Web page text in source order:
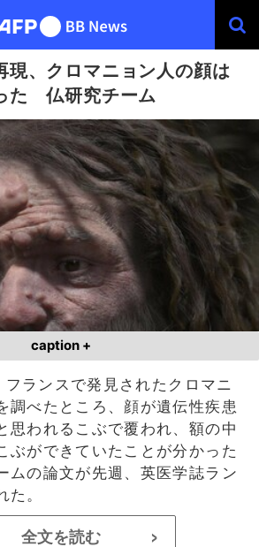
現、クロマニョン人の顔は
た 仏研究チーム
caption +
フランスで発見されたクロマニ
調べたところ、顔が遺伝性疾患
思われるこぶで覆われ、額の中
ぶができていたことが分かった
ムの論文が先週、英医学誌ラン
た。
全文を読む >